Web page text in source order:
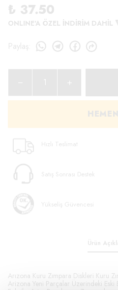
₺ 37.50
ONLINE'A ÖZEL İNDİRİM DAHİL
Paylaş
Hızlı Teslimat
Satış Sonrası Destek
Yükseliş Güvencesi
Ürün
Arızona Kuru Zımpara Diskleri Kuru
Arizona Yeni Parçalar Üzerindeki